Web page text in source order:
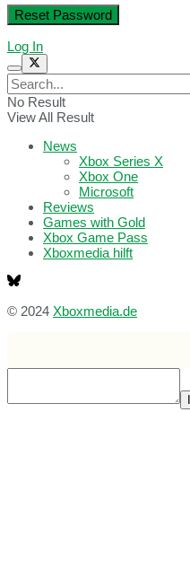
Log In
No Result
View All Result
News
Xbox Series X
Xbox One
Microsoft
Reviews
Games with Gold
Xbox Game Pass
Xboxmedia hilft
© 2024 Xboxmedia.de